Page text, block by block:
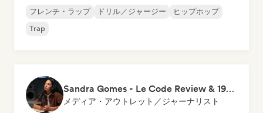
フレンチ・ラップ ドリル／ジャージー
ヒップホップ
Trap
Sandra Gomes - Le Code Review & 1993initiales
メディア・アウトレット／ジャーナリスト